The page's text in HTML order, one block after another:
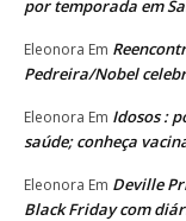
por temporada em
Eleonora Em
Pedreira/Nobel
Eleonora Em Idosos :
saúde; conheça
Eleonora Em Deville
Black Friday com